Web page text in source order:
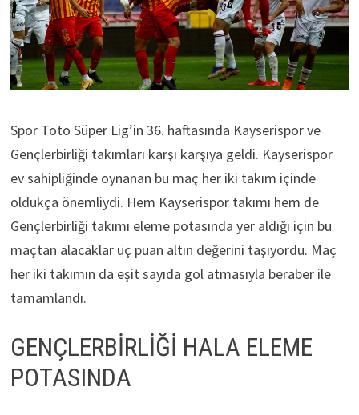
Spor Toto Süper Lig’in 36. haftasında Kayserispor ve
Gençlerbirliği takımları karşı karşıya geldi. Kayserispor
ev sahipliğinde oynanan bu maç her iki takım içinde
oldukça önemliydi. Hem Kayserispor takımı hem de
Gençlerbirliği takımı eleme potasında yer aldığı için bu
maçtan alacaklar üç puan altın değerini taşıyordu. Maç
her iki takımın da eşit sayıda gol atmasıyla beraber ile
tamamlandı.
GENÇLERBİRLİĞİ HALA ELEME
POTASINDA